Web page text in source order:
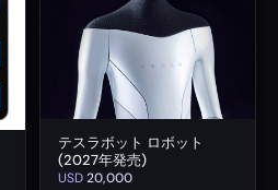
テスラボット ロボット
(2027年発売)
USD20,000